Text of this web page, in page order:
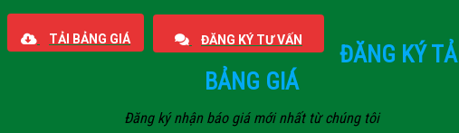
TẢI BẢNG GIÁ ĐĂNG KÝ TƯ VẤN
ĐĂNG KÝ TẢI
BẢNG GIÁ
Đăng ký nhận báo giá mới nhất từ chúng tôi